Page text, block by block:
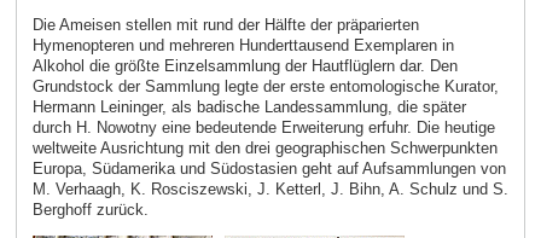
Die Ameisen stellen mit rund der Hälfte der präparierten
Hymenopteren und mehreren Hunderttausend Exemplaren in
Alkohol die größte Einzelsammlung der Hautflüglern dar. Den
Grundstock der Sammlung legte der erste entomologische Kurator,
Hermann Leininger, als badische Landessammlung, die später
durch H. Nowotny eine bedeutende Erweiterung erfuhr. Die heutige
weltweite Ausrichtung mit den drei geographischen Schwerpunkten
Europa, Südamerika und Südostasien geht auf Aufsammlungen von
M. Verhaagh, K. Rosciszewski, J. Ketterl, J. Bihn, A. Schulz und S.
Berghoff zurück.